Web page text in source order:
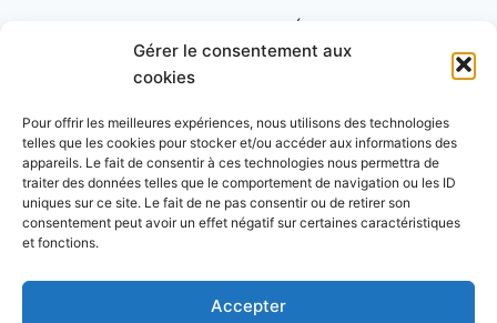
Gérer le consentement aux
cookies
Pour offrir les meilleures expériences, nous utilisons des technologies
telles que les cookies pour stocker et/ou accéder aux informations des
appareils. Le fait de consentir à ces technologies nous permettra de
traiter des données telles que le comportement de navigation ou les ID
uniques sur ce site. Le fait de ne pas consentir ou de retirer son
consentement peut avoir un effet négatif sur certaines caractéristiques
et fonctions.
Accepter
acteurs notables de « l’écologie politique » se
rencontraient. Comme le dit Politic Show ou Le
Monde Citoyen , tout commençait à l’université d’été
des Verts à Coutances, 15 jours plus tôt….